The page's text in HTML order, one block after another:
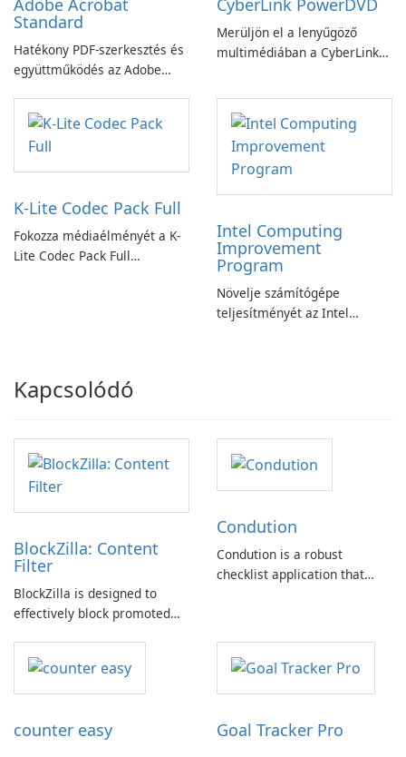
Adobe Acrobat
Standard
Hatékony PDF-szerkesztés és
együttműködés az Adobe
alkalmazással.
CyberLink PowerDVD
Merüljön el a lenyűgöző
multimédiában a CyberLink
K-Lite Codec Pack Full
Fokozza médiaélményét a K-
Lite Codec Pack Full
Intel Computing
Improvement
Program
Növelje számítógépe
teljesítményét az Intel
Kapcsolódó
BlockZilla: Content
Filter
BlockZilla is designed to
effectively block promoted
advertisements across major
websites such as Facebook,
Twitter, Reddit, and others.
Condution
Condution is a robust
checklist application that
counter easy Goal Tracker Pro